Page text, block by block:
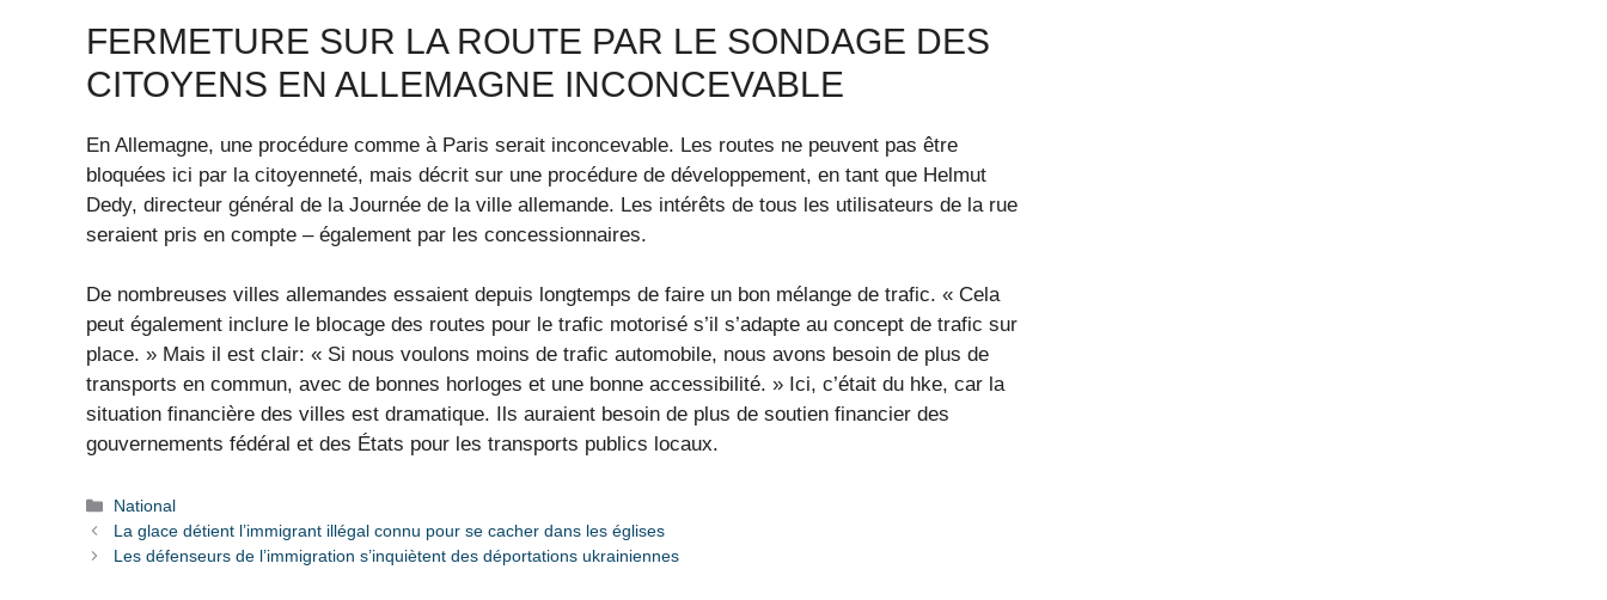
FERMETURE SUR LA ROUTE PAR LE SONDAGE DES
CITOYENS EN ALLEMAGNE INCONCEVABLE
En Allemagne, une procédure comme à Paris serait inconcevable. Les routes ne peuvent pas être
bloquées ici par la citoyenneté, mais décrit sur une procédure de développement, en tant que Helmut
Dedy, directeur général de la Journée de la ville allemande. Les intérêts de tous les utilisateurs de la rue
seraient pris en compte – également par les concessionnaires.
De nombreuses villes allemandes essaient depuis longtemps de faire un bon mélange de trafic. « Cela
peut également inclure le blocage des routes pour le trafic motorisé s’il s’adapte au concept de trafic sur
place. » Mais il est clair: « Si nous voulons moins de trafic automobile, nous avons besoin de plus de
transports en commun, avec de bonnes horloges et une bonne accessibilité. » Ici, c’était du hke, car la
situation financière des villes est dramatique. Ils auraient besoin de plus de soutien financier des
gouvernements fédéral et des États pour les transports publics locaux.
Catégories
National
La glace détient l’immigrant illégal connu pour se cacher dans les églises
Les défenseurs de l’immigration s’inquiètent des déportations ukrainiennes